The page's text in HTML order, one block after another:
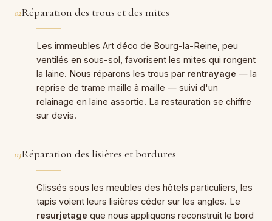
02Réparation des trous et des mites
Les immeubles Art déco de Bourg-la-Reine, peu
ventilés en sous-sol, favorisent les mites qui rongent
la laine. Nous réparons les trous par rentrayage — la
reprise de trame maille à maille — suivi d'un
relainage en laine assortie. La restauration se chiffre
sur devis.
03Réparation des lisières et bordures
Glissés sous les meubles des hôtels particuliers, les
tapis voient leurs lisières céder sur les angles. Le
resurjetage que nous appliquons reconstruit le bord